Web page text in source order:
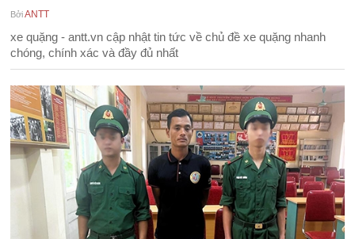
Bởi ANTT
xe quặng - antt.vn cập nhật tin tức về chủ đề xe quặng nhanh
chóng, chính xác và đầy đủ nhất